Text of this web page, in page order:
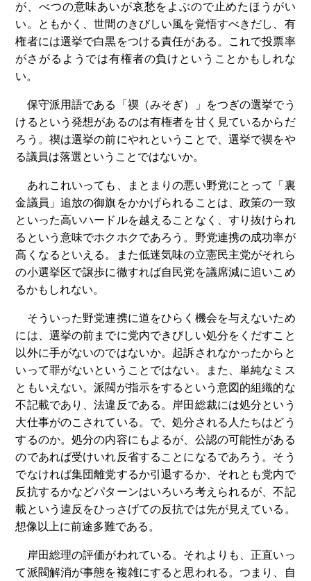
が、べつの意味あいが哀愁をよぶので止めたほうがい
い。ともかく、世間のきびしい風を覚悟すべきだし、有
権者には選挙で白黒をつける責任がある。これで投票率
がさがるようでは有権者の負けということかもしれな
い。
保守派用語である「禊（みそぎ）」をつぎの選挙でう
けるという発想があるのは有権者を甘く見ているからだ
ろう。禊は選挙の前にやれということで、選挙で禊をや
る議員は落選ということではないか。
あれこれいっても、まとまりの悪い野党にとって「裏
金議員」追放の御旗をかかげられることは、政策の一致
といった高いハードルを越えることなく、すり抜けられ
るという意味でホクホクであろう。野党連携の成功率が
高くなるといえる。また低迷気味の立憲民主党がそれら
の小選挙区で譲歩に徹すれば自民党を議席減に追いこめ
るかもしれない。
そういった野党連携に道をひらく機会を与えないため
には、選挙の前までに党内できびしい処分をくだすこと
以外に手がないのではないか。起訴されなかったからと
いって罪がないということではない。また、単純なミス
ともいえない。派閥が指示をするという意図的組織的な
不記載であり、法違反である。岸田総裁には処分という
大仕事がのこされている。で、処分される人たちはどう
するのか。処分の内容にもよるが、公認の可能性がある
のであれば受けいれ反省することになるであろう。そう
でなければ集団離党するか引退するか、それとも党内で
反抗するかなどパターンはいろいろ考えられるが、不記
載という違反をひっさげての反抗では先が見えている。
想像以上に前途多難である。
岸田総理の評価がわれている。それよりも、正直いっ
て派閥解消が事態を複雑にすると思われる。つまり、自